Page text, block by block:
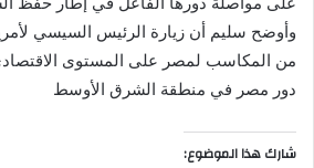
وأوضح سليم أن زيارة الرئيس السيسي
من المكاسب لمصر على المستوى
دور مصر في منطقة الشرق الأوسط
شارك هذا الموضوع: